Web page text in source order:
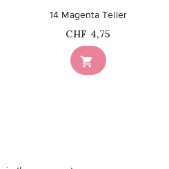

14 Magenta Teller
Price
CHF 4,75